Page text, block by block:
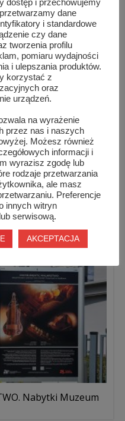
Nabytki Muzeum
dostęp i przechowujemy
dane
i standardowe
czy dane
tworzenia profilu
pomiaru wydajności
i ulepszania produktów.
korzystać z
oraz
urządzeń.
na wyrażenie
przez nas i naszych
Możesz również
informacji i
wyrazisz zgodę lub
rodzaje przetwarzania
ale masz
Preferencje
innych witryn
serwisową.
AKCEPTACJA